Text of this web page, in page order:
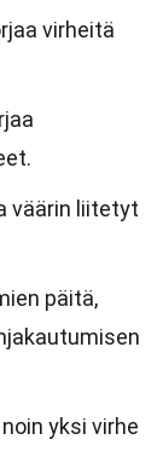
virheitä
väärin liitetyt
päitä,
yksi virhe